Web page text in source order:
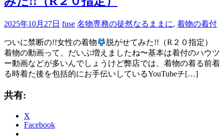
2025年10月27日 fuse 名物専務の徒然なるままに, 着物の着付
ついに禁断の!!女性の着物
脱がせてみた!!（R２０指定）
着物の動画って、だいぶ増えましたね〜基本は着付のハウツ
ー動画などが多いんでしょうけど弊店では、着物の着る前着
る時着た後を包括的にお手伝いしているYouTubeチ[…]
共有:
X
Facebook